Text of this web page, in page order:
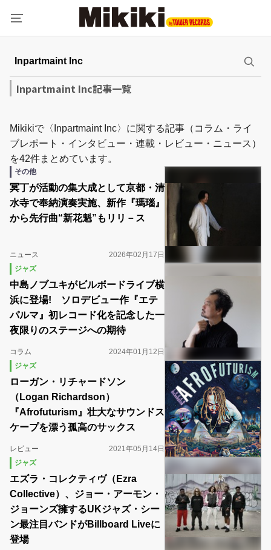
Inpartmaint Inc記事一覧
Mikikiで〈Inpartmaint Inc〉に関する記事（コラム・ライ
ブレポート・インタビュー・連載・レビュー・ニュース）
を42件まとめています。
その他
冥丁が活動の集大成として京都・清
水寺で奉納演奏実施、新作『瑪瑙』
から先行曲“新花魁”もリリ－ス
ニュース
2026年02月17日
ジャズ
中島ノブユキがビルボードライブ横
浜に登場! ソロデビュー作『エテ
パルマ』初レコード化を記念した一
夜限りのステージへの期待
コラム
2024年01月12日
ジャズ
ローガン・リチャードソン
（Logan Richardson）
『Afrofuturism』壮大なサウンドス
ケープを漂う孤高のサックス
レビュー
2021年05月14日
ジャズ
エズラ・コレクティヴ（Ezra
Collective）、ジョー・アーモン・
ジョーンズ擁するUKジャズ・シー
ン最注目バンドがBillboard Liveに
登場